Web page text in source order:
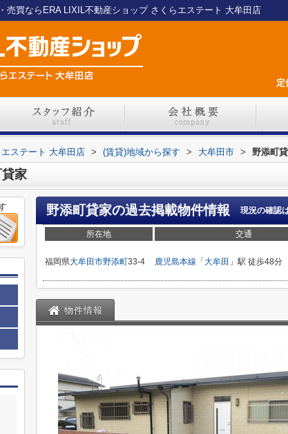
売買ならERA LIXIL不動産ショップ さくらエステート 大牟田店
定
ステート 大牟田店 > (賃貸)地域から探す > 大牟田市 > 野添町
家
野添町貸家の過去掲載物件情報 現況の確認
所在地 交通
福岡県大牟田市野添町33-4 鹿児島本線 「 大牟田 」駅 徒歩48分
物件情報